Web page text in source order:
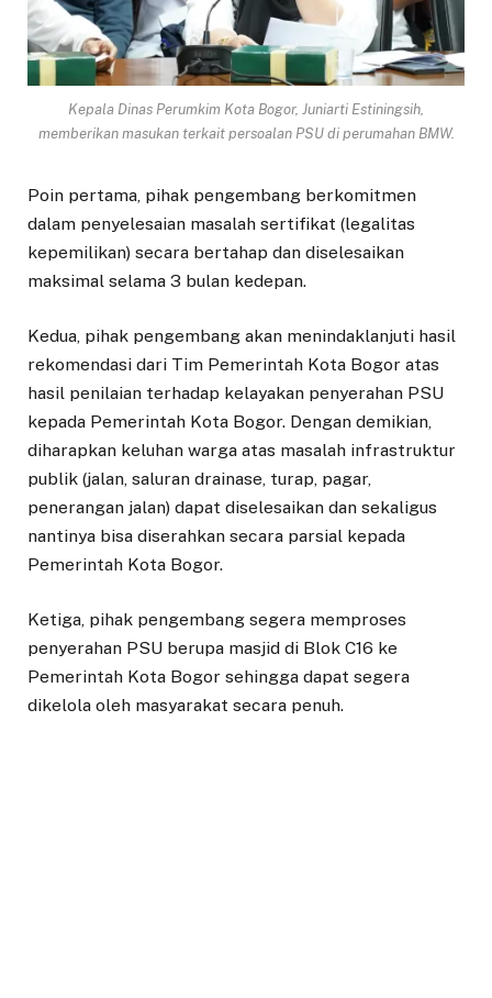
Kepala Dinas Perumkim Kota Bogor, Juniarti Estiningsih,
memberikan masukan terkait persoalan PSU di perumahan BMW.
Poin pertama, pihak pengembang berkomitmen
dalam penyelesaian masalah sertifikat (legalitas
kepemilikan) secara bertahap dan diselesaikan
maksimal selama 3 bulan kedepan.
Kedua, pihak pengembang akan menindaklanjuti hasil
rekomendasi dari Tim Pemerintah Kota Bogor atas
hasil penilaian terhadap kelayakan penyerahan PSU
kepada Pemerintah Kota Bogor. Dengan demikian,
diharapkan keluhan warga atas masalah infrastruktur
publik (jalan, saluran drainase, turap, pagar,
penerangan jalan) dapat diselesaikan dan sekaligus
nantinya bisa diserahkan secara parsial kepada
Pemerintah Kota Bogor.
Ketiga, pihak pengembang segera memproses
penyerahan PSU berupa masjid di Blok C16 ke
Pemerintah Kota Bogor sehingga dapat segera
dikelola oleh masyarakat secara penuh.